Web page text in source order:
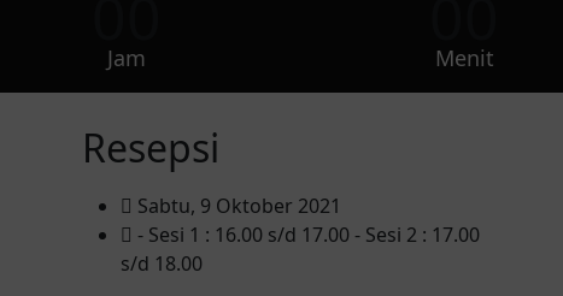
Jam Menit
Resepsi
Sabtu, 9 Oktober 2021
- Sesi 1 : 16.00 s/d 17.00 - Sesi 2 : 17.00
s/d 18.00